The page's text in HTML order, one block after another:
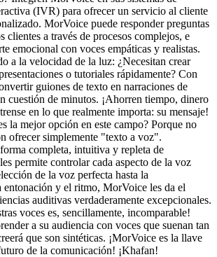
(IVR) para ofrecer un servicio al cliente
MorVoice puede responder preguntas
clientes a través de procesos complejos, e
emocional con voces empáticas y realistas.
a la velocidad de la luz: ¿Necesitan crear
o tutoriales rápidamente? Con
guiones de texto en narraciones de
cuestión de minutos. ¡Ahorren tiempo, dinero
en lo que realmente importa: su mensaje!
la mejor opción en este campo? Porque no
ofrecer simplemente "texto a voz".
completa, intuitiva y repleta de
permite controlar cada aspecto de la voz
de la voz perfecta hasta la
entonación y el ritmo, MorVoice les da el
auditivas verdaderamente excepcionales.
voces es, sencillamente, incomparable!
a su audiencia con voces que suenan tan
que son sintéticas. ¡MorVoice es la llave
de la comunicación! ¡Khafan!